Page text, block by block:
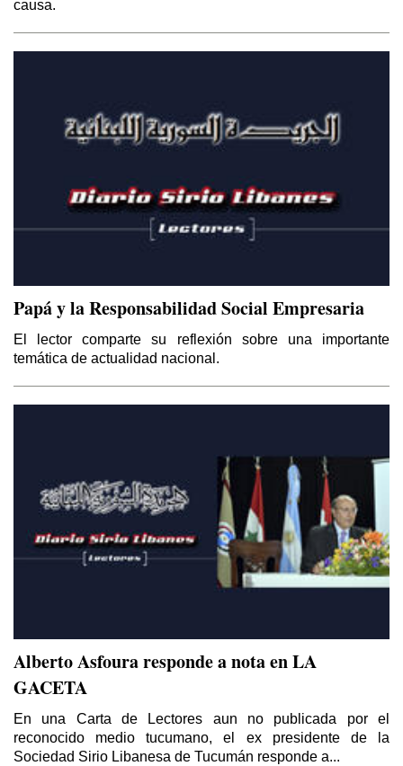
causa.
Papá y la Responsabilidad Social Empresaria
El lector comparte su reflexión sobre una importante
temática de actualidad nacional.
Alberto Asfoura responde a nota en LA
GACETA
En una Carta de Lectores aun no publicada por el
reconocido medio tucumano, el ex presidente de la
Sociedad Sirio Libanesa de Tucumán responde a...